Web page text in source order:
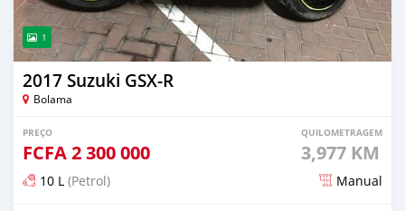
1
2017 Suzuki GSX-R
Bolama
PREÇO
FCFA2 300 000
QUILOMETRAGEM
3,977 KM
10 L (Petrol) Manual